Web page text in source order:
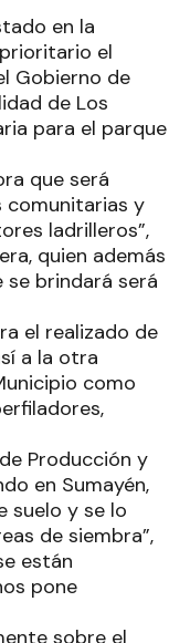
en la
el
Gobierno de
de Los
para el parque
que será
comunitarias y
ladrilleros”,
quien además
se brindará será
el realizado de
a la otra
como
Producción y
en Sumayén,
suelo y se lo
de siembra”,
están
pone
sobre el